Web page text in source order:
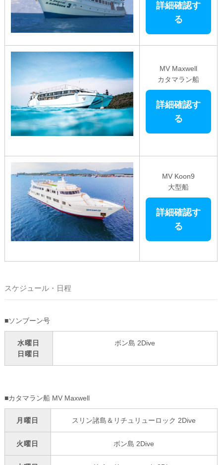
詳細確認す
る
MV Maxwell
カタマラン船
詳細確認す
る
MV Koon9
大型船
詳細確認す
る
スケジュール・日程
■ソンブーン号
水曜日
日曜日
ボン島 2Dive
■カタマラン船 MV Maxwell
月曜日 スリン諸島＆リチュリューロック 2Dive
火曜日 ボン島 2Dive